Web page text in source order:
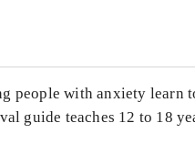
people with anxiety learn
guide teaches 12 to 18